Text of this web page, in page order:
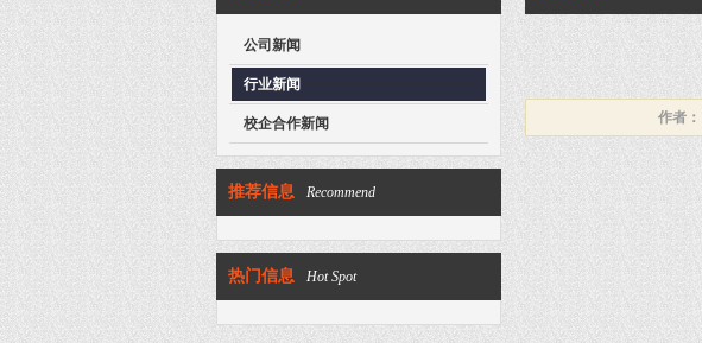
公司新闻
行业新闻
校企合作新闻
推荐信息 Recommend
热门信息 Hot Spot
作者：